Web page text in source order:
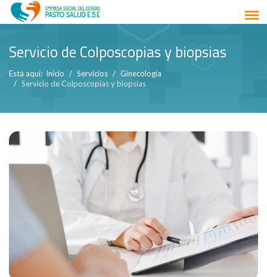
Servicio de Colposcopias y biopsias
Está aquí: Inicio Servicios
Ginecología
Servicio de Colposcopias y biopsias